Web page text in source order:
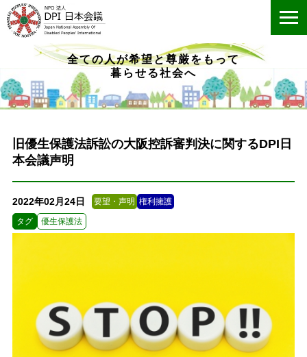
全ての人が希望と尊厳をもって
暮らせる社会へ
旧優生保護法訴訟の大阪控訴審判決に関するDPI日
本会議声明
2022年02月24日 要望・声明 権利擁護
タグ 優生保護法